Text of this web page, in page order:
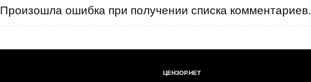
Произошла ошибка при получении списка комментариев.
ЦЕНЗОР.НЕТ